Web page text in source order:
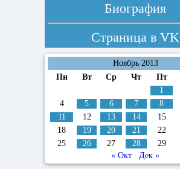
Биография
Страница в VK
Ноябрь 2013
Пн
Вт Ср Чт Пт
1
4
5 6 7 8
11
12 13 14 15
18
19 20 21 22
25
26 27 28 29
« Окт
Дек »